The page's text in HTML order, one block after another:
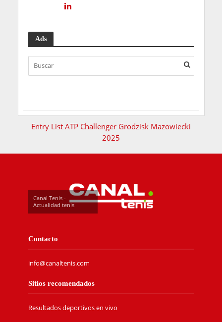
Ads
Entry List ATP Challenger Grodzisk Mazowiecki
2025
Canal Tenis -
Actualidad tenis
Contacto
info@canaltenis.com
Sitios recomendados
Resultados deportivos en vivo